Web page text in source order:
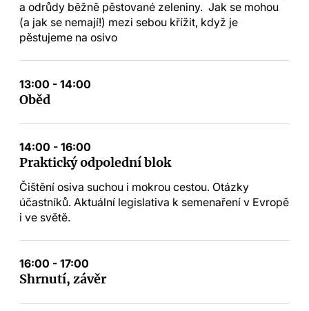
a odrůdy běžně pěstované zeleniny. Jak se mohou
(a jak se nemají!) mezi sebou křížit, když je
pěstujeme na osivo
13:00 - 14:00
Oběd
14:00 - 16:00
Praktický odpolední blok
Čištění osiva suchou i mokrou cestou. Otázky
účastníků. Aktuální legislativa k semenaření v Evropě
i ve světě.
16:00 - 17:00
Shrnutí, závěr